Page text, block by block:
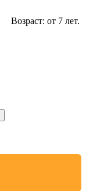
Возраст: от 7 лет.